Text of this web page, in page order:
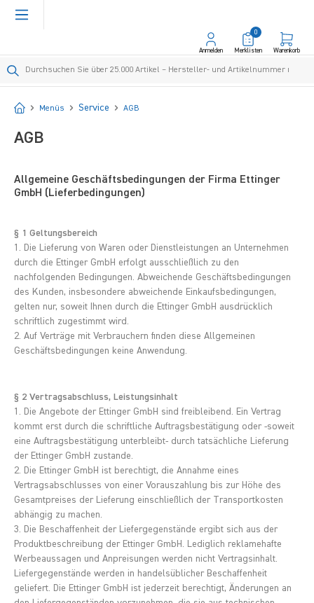
springen
Anmelden Merklisten
0
Warenkorb
Startseite
Menüs Service AGB
AGB
Allgemeine Geschäftsbedingungen der Firma Ettinger
GmbH (Lieferbedingungen)
§ 1 Geltungsbereich
1. Die Lieferung von Waren oder Dienstleistungen an Unternehmen
durch die Ettinger GmbH erfolgt ausschließlich zu den
nachfolgenden Bedingungen. Abweichende Geschäftsbedingungen
des Kunden, insbesondere abweichende Einkaufsbedingungen,
gelten nur, soweit Ihnen durch die Ettinger GmbH ausdrücklich
schriftlich zugestimmt wird.
2. Auf Verträge mit Verbrauchern finden diese Allgemeinen
Geschäftsbedingungen keine Anwendung.
§ 2 Vertragsabschluss, Leistungsinhalt
1. Die Angebote der Ettinger GmbH sind freibleibend. Ein Vertrag
kommt erst durch die schriftliche Auftragsbestätigung oder -soweit
eine Auftragsbestätigung unterbleibt- durch tatsächliche Lieferung
der Ettinger GmbH zustande.
2. Die Ettinger GmbH ist berechtigt, die Annahme eines
Vertragsabschlusses von einer Vorauszahlung bis zur Höhe des
Gesamtpreises der Lieferung einschließlich der Transportkosten
abhängig zu machen.
3. Die Beschaffenheit der Liefergegenstände ergibt sich aus der
Produktbeschreibung der Ettinger GmbH. Lediglich reklamehafte
Werbeaussagen und Anpreisungen werden nicht Vertragsinhalt.
Liefergegenstände werden in handelsüblicher Beschaffenheit
geliefert. Die Ettinger GmbH ist jederzeit berechtigt, Änderungen an